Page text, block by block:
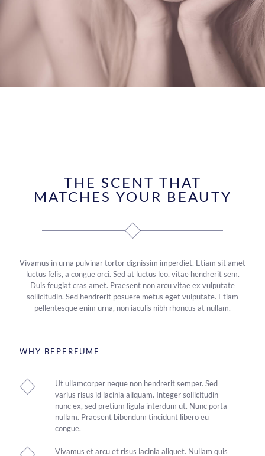
THE SCENT THAT
MATCHES YOUR BEAUTY
Vivamus in urna pulvinar tortor dignissim imperdiet. Etiam sit amet
luctus felis, a congue orci. Sed at luctus leo, vitae hendrerit sem.
Duis feugiat cras amet. Praesent non arcu vitae ex vulputate
sollicitudin. Sed hendrerit posuere metus eget vulputate. Etiam
pellentesque enim urna, non iaculis nibh rhoncus at nullam.
WHY BEPERFUME
Ut ullamcorper neque non hendrerit semper. Sed
varius risus id lacinia aliquam. Integer sollicitudin
nunc ex, sed pretium ligula interdum ut. Nunc porta
nullam. Praesent bibendum tincidunt libero eu
congue.
Vivamus et arcu et risus lacinia aliquet. Nullam quis